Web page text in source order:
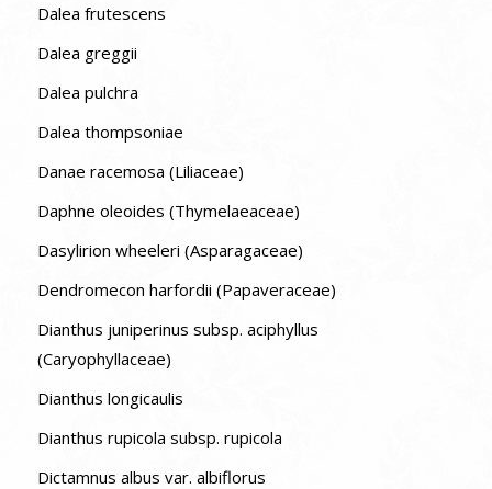
Dalea frutescens
Dalea greggii
Dalea pulchra
Dalea thompsoniae
Danae racemosa (Liliaceae)
Daphne oleoides (Thymelaeaceae)
Dasylirion wheeleri (Asparagaceae)
Dendromecon harfordii (Papaveraceae)
Dianthus juniperinus subsp. aciphyllus
(Caryophyllaceae)
Dianthus longicaulis
Dianthus rupicola subsp. rupicola
Dictamnus albus var. albiflorus